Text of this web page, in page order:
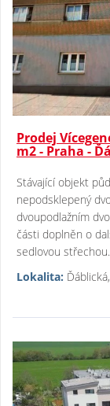
Prodej
m2 - Praha -
Stávající objekt
nepodsklepený
dvoupodlažním
části doplněn o
sedlovou
Lokalita: